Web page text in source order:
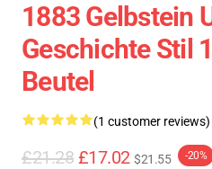
1883 Gelbstein
Geschichte Stil
Beutel
(1 customer reviews)
£21.28 £17.02 $21.55 -20%